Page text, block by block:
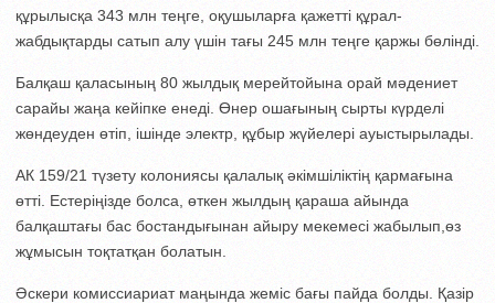
құрылысқа 343 млн теңге, оқушыларға қажетті құрал-
жабдықтарды сатып алу үшін тағы 245 млн теңге қаржы бөлінді.
Балқаш қаласының 80 жылдық мерейтойына орай мәдениет
сарайы жаңа кейіпке енеді. Өнер ошағының сырты күрделі
жөндеуден өтіп, ішінде электр, құбыр жүйелері ауыстырылады.
АК 159/21 түзету колониясы қалалық әкімшіліктің қармағына
өтті. Естеріңізде болса, өткен жылдың қараша айында
балқаштағы бас бостандығынан айыру мекемесі жабылып,өз
жұмысын тоқтатқан болатын.
Әскери комиссиариат маңында жеміс бағы пайда болды. Қазір